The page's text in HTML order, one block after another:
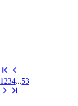
1 234...53